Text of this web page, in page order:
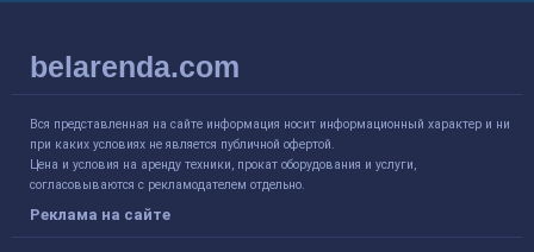
belarenda.com
Вся представленная на сайте информация носит информационный характер и ни
при каких условиях не является публичной офертой.
Цена и условия на аренду техники, прокат оборудования и услуги,
согласовываются с рекламодателем отдельно.
Реклама на сайте